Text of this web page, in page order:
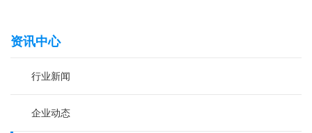
资讯中心
行业新闻
企业动态